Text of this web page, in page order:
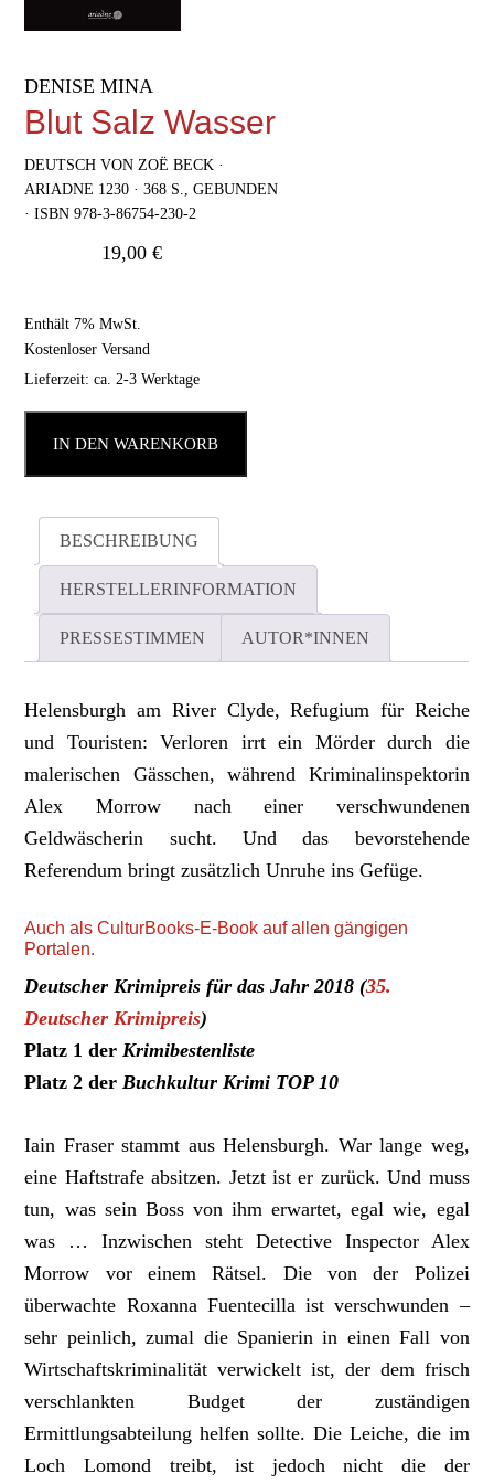
DENISE MINA
Blut Salz Wasser
DEUTSCH VON ZOË BECK ·
ARIADNE 1230 · 368 S., GEBUNDEN
· ISBN 978-3-86754-230-2
19,00€
Enthält 7% MwSt.
Kostenloser Versand
Lieferzeit: ca. 2-3 Werktage
IN DEN WARENKORB
BESCHREIBUNG
HERSTELLERINFORMATION
PRESSESTIMMEN AUTOR*INNEN
Helensburgh am River Clyde, Refugium für Reiche
und Touristen: Verloren irrt ein Mörder durch die
malerischen Gässchen, während Kriminalinspektorin
Alex Morrow nach einer verschwundenen
Geldwäscherin sucht. Und das bevorstehende
Referendum bringt zusätzlich Unruhe ins Gefüge.
Auch alsCulturBooks-E-Book auf allen gängigen
Portalen.
Deutscher Krimipreis für das Jahr 2018 (35.
Deutscher Krimipreis)
Platz 1 derKrimibestenliste
Platz 2 derBuchkultur Krimi TOP 10
Iain Fraser stammt aus Helensburgh. War lange weg,
eine Haftstrafe absitzen. Jetzt ist er zurück. Und muss
tun, was sein Boss von ihm erwartet, egal wie, egal
was … Inzwischen steht Detective Inspector Alex
Morrow vor einem Rätsel. Die von der Polizei
überwachte Roxanna Fuentecilla ist verschwunden –
sehr peinlich, zumal die Spanierin in einen Fall von
Wirtschaftskriminalität verwickelt ist, der dem frisch
verschlankten Budget der zuständigen
Ermittlungsabteilung helfen sollte. Die Leiche, die im
Loch Lomond treibt, ist jedoch nicht die der